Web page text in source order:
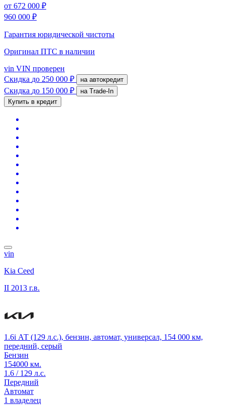
от 672 000 ₽
960 000 ₽
Гарантия юридической чистоты
Оригинал ПТС в наличии
vin VIN проверен
Скидка до 250 000 ₽ на автокредит
Скидка до 150 000 ₽
на Trade-In
Купить в кредит
vin
Kia Ceed
II 2013 г.в.
1.6i АТ (129 л.с.), бензин, автомат, универсал, 154 000 км,
передний, серый
Бензин
154000 км.
1.6 / 129 л.с.
Передний
Автомат
1 владелец